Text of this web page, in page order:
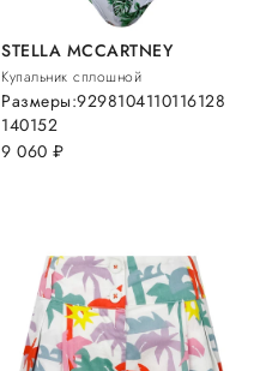
STELLA MCCARTNEY
Купальник сплошной
9 060руб.
Размеры:9298104110116128
140152